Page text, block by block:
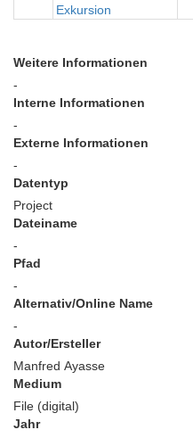
Exkursion
Weitere Informationen
-
Interne Informationen
-
Externe Informationen
-
Datentyp
Project
Dateiname
-
Pfad
-
Alternativ/Online Name
-
Autor/Ersteller
Manfred Ayasse
Medium
File (digital)
Jahr